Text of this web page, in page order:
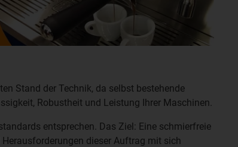
Stand der Technik, da selbst bestehende
Robustheit und Leistung Ihrer Maschinen.
entsprechen. Das Ziel: Eine schmierfreie
dieser Auftrag mit sich